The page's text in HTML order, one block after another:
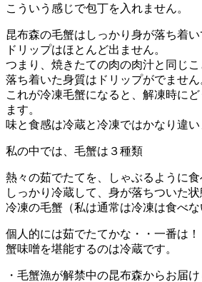
こういう感じで包丁を入れません。
昆布森の毛蟹はしっかり身が落ち着い
ドリップはほとんど出ません。
つまり、焼きたての肉の肉汁と同じこ
落ち着いた身質はドリップがでません
これが冷凍毛蟹になると、解凍時に
ます。
味と食感は冷蔵と冷凍ではかなり違い
私の中では、毛蟹は３種類
熱々の茹でたてを、しゃぶるように食
しっかり冷蔵して、身が落ちついた
冷凍の毛蟹（私は通常は冷凍は食べな
個人的には茹でたてかな・・一番は！
蟹味噌を堪能するのは冷蔵です。
・毛蟹漁が解禁中の昆布森からお届